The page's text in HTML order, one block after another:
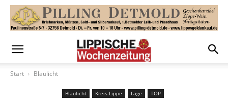
Start Blaulicht
Blaulicht Kreis Lippe Lage TOP